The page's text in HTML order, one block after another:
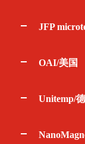
JFP
OAI/美国
Unitemp/